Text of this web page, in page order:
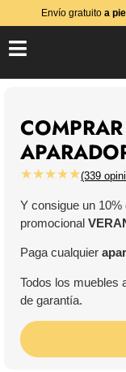
Envío gratuito a
★★★★★(339
Y consigue un
promocional
Paga cualquier
Todos los muebles
de garantía.